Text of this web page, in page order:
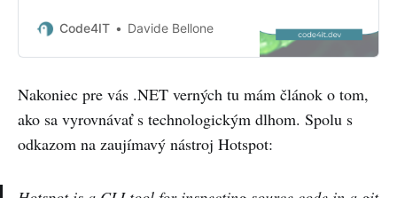
angles. We’ll see various methods
how it is defined at compile time.
Code4IT Davide Bellone
Nakoniec pre vás .NET verných tu mám článok o tom,
ako sa vyrovnávať s technologickým dlhom. Spolu s
odkazom na zaujímavý nástroj Hotspot: